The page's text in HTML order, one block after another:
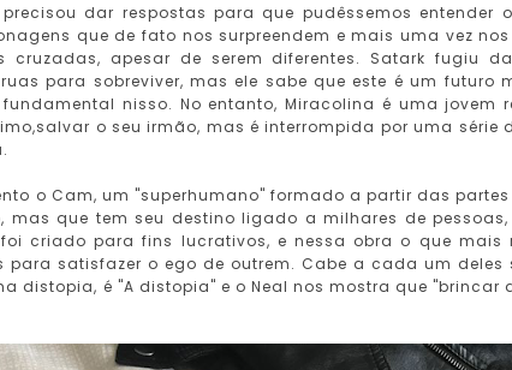
dar respostas para que pudêssemos entender
que de fato nos surpreendem e mais uma vez
cruzadas, apesar de serem diferentes. Satark fugiu
para sobreviver, mas ele sabe que este é um futuro
nisso. No entanto, Miracolina é uma jovem
o seu irmão, mas é interrompida por uma série
o Cam, um "superhumano" formado a partir das
mas que tem seu destino ligado a milhares de
criado para fins lucrativos, e nessa obra o que mais
para satisfazer o ego de outrem. Cabe a cada um deles
distopia, é "A distopia" e o Neal nos mostra que "brincar